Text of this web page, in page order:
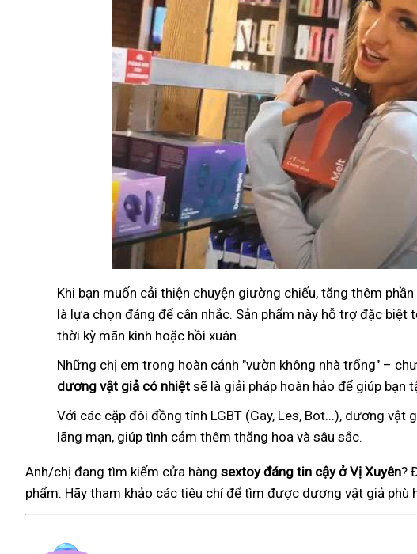
Khi bạn muốn cải thiện chuyện giường chiếu, tăng thêm
là lựa chọn đáng để cân nhắc. Sản phẩm này hỗ trợ đặc
thời kỳ mãn kinh hoặc hồi xuân.
Những chị em trong hoàn cảnh "vườn không nhà trống" –
dương vật giả có nhiệt sẽ là giải pháp hoàn hảo để giúp
Với các cặp đôi đồng tính LGBT (Gay, Les, Bot...), dương
lãng mạn, giúp tình cảm thêm thăng hoa và sâu sắc.
Anh/chị đang tìm kiếm cửa hàng sextoy đáng tin cậy ở Vị Xuyên?
phẩm. Hãy tham khảo các tiêu chí để tìm được dương vật giả phù